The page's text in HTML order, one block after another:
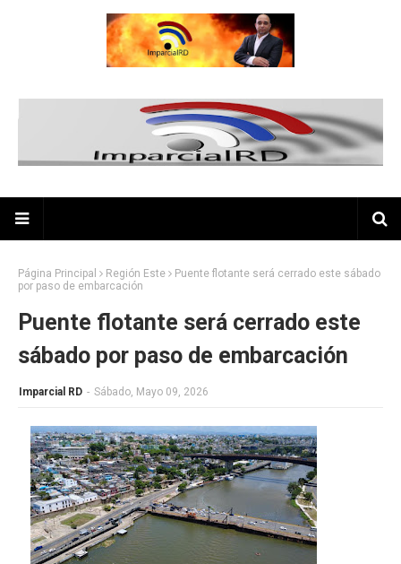
Página Principal Región Este
Puente flotante será cerrado este sábado
por paso de embarcación
Puente flotante será cerrado este
sábado por paso de embarcación
Imparcial RD - Sábado, Mayo 09, 2026